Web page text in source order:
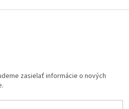
zasielať informácie o nových